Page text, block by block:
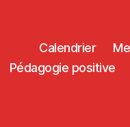
Calendrier
Pédagogie positive